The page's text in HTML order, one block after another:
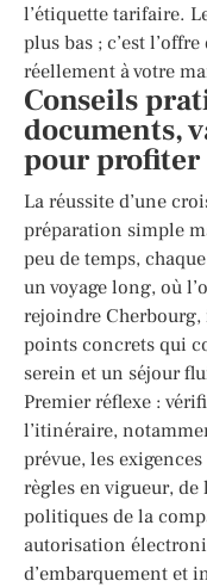
l’étiquette tarifaire.
plus bas ; c’est
réellement à votre
Conseils
documents,
pour profiter
La réussite d’une
préparation simple
peu de temps,
un voyage long, où
rejoindre
points concrets qui
serein et un séjour
Premier réflexe :
l’itinéraire,
prévue, les
règles en vigueur, de
politiques de la
autorisation
d’embarquement et